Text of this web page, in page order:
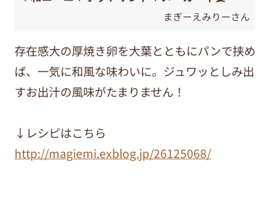
まぎーえみりーさん
存在感大の厚焼き卵を大葉とともにパンで挟め
ば、一気に和風な味わいに。ジュワッとしみ出
すお出汁の風味がたまりません！
↓レシピはこちら
http://magiemi.exblog.jp/26125068/